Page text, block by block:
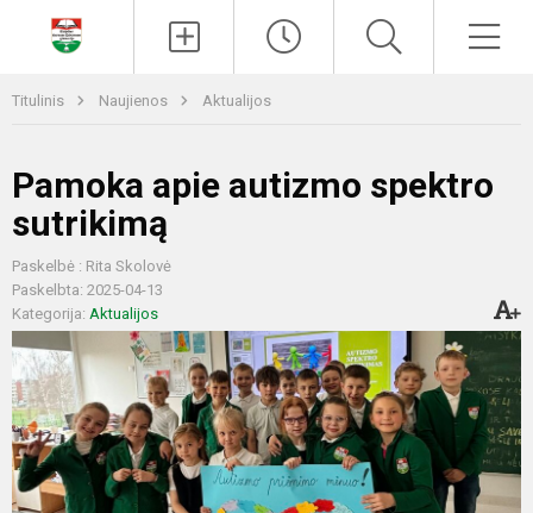
Titulinis Naujienos Aktualijos
Pamoka apie autizmo spektro
sutrikimą
Paskelbė : Rita Skolovė
Paskelbta: 2025-04-13
Kategorija: Aktualijos